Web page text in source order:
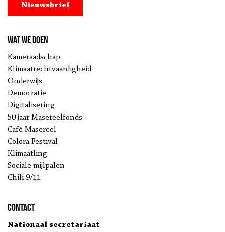
Nieuwsbrief
Wat we doen
Kameraadschap
Klimaatrechtvaardigheid
Onderwijs
Democratie
Digitalisering
50 jaar Masereelfonds
Café Masereel
Colora Festival
Klimaatling
Sociale mijlpalen
Chili 9/11
Contact
Nationaal secretariaat